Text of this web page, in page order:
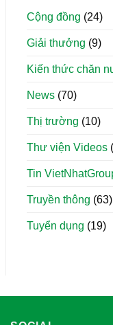
Cộng đồng (24)
Giải thưởng (9)
Kiến thức chăn
News(70)
Thị trường (10)
Thư viện Videos
Tin
Truyền thông (63)
Tuyển dụng (19)